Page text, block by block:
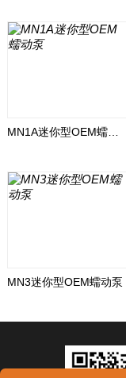
MN1A迷你型OEM蠕动泵
MN3迷你型OEM蠕动泵